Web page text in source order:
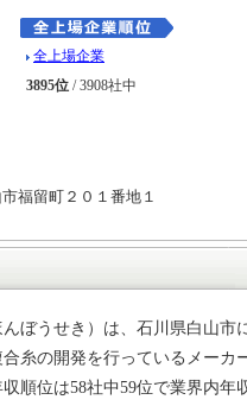
全上場企業
3895位 / 3908社中
福留町２０１番地１
ぼうせき）は、石川県白山市
糸の開発を行っているメーカ
順位は58社中59位で業界内年